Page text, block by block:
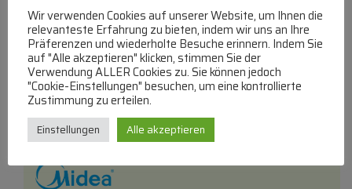
12976000000724 Geschirrkorb Oben Inkl.
Sprüharm
Wir verwenden Cookies auf unserer Website, um Ihnen die
relevanteste Erfahrung zu bieten, indem wir uns an Ihre
Präferenzen und wiederholte Besuche erinnern. Indem Sie
auf "Alle akzeptieren" klicken, stimmen Sie der
Verwendung ALLER Cookies zu. Sie können jedoch
"Cookie-Einstellungen" besuchen, um eine kontrollierte
Zustimmung zu erteilen.
Einstellungen Alle akzeptieren